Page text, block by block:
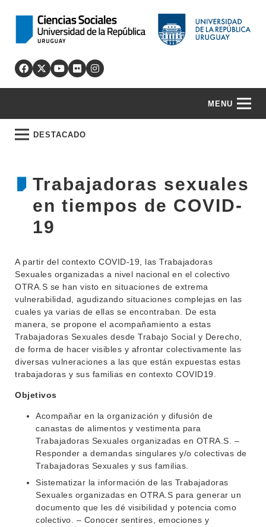
MENU
DESTACADO
Trabajadoras sexuales
en tiempos de COVID-
19
A partir del contexto COVID-19, las Trabajadoras
Sexuales organizadas a nivel nacional en el colectivo
OTRA.S se han visto en situaciones de extrema
vulnerabilidad, agudizando situaciones complejas en las
cuales ya varias de ellas se encontraban. De esta
manera, se propone el acompañamiento a estas
Trabajadoras Sexuales desde Trabajo Social y Derecho,
de forma de hacer visibles y afrontar colectivamente las
diversas vulneraciones a las que están expuestas estas
trabajadoras y sus familias en contexto COVID19.
Objetivos
Acompañar en la organización y difusión de
canastas de alimentos y vestimenta para
Trabajadoras Sexuales organizadas en OTRA.S. –
Responder a demandas singulares y/o colectivas de
Trabajadoras Sexuales y sus familias.
Sistematizar la información de las Trabajadoras
Sexuales organizadas en OTRA.S para generar un
documento que les dé visibilidad y potencia como
colectivo. – Conocer sentires, emociones y